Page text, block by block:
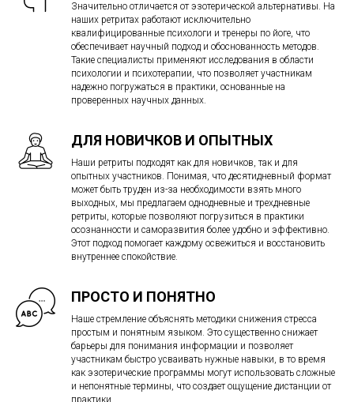
Значительно отличается от эзотерической альтернативы. На
наших ретритах работают исключительно
квалифицированные психологи и тренеры по йоге, что
обеспечивает научный подход и обоснованность методов.
Такие специалисты применяют исследования в области
психологии и психотерапии, что позволяет участникам
надежно погружаться в практики, основанные на
проверенных научных данных.
ДЛЯ НОВИЧКОВ И ОПЫТНЫХ
Наши ретриты подходят как для новичков, так и для
опытных участников. Понимая, что десятидневный формат
может быть труден из-за необходимости взять много
выходных, мы предлагаем однодневные и трехдневные
ретриты, которые позволяют погрузиться в практики
осознанности и саморазвития более удобно и эффективно.
Этот подход помогает каждому освежиться и восстановить
внутреннее спокойствие.
ПРОСТО И ПОНЯТНО
Наше стремление объяснять методики снижения стресса
простым и понятным языком. Это существенно снижает
барьеры для понимания информации и позволяет
участникам быстро усваивать нужные навыки, в то время
как эзотерические программы могут использовать сложные
и непонятные термины, что создает ощущение дистанции от
практики.